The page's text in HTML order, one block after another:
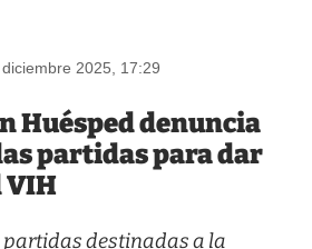
2025, 17:29
Huésped denuncia
partidas para dar
VIH
partidas destinadas a la